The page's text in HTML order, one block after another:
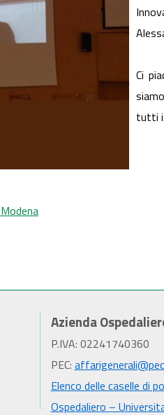
Ci
tutti i
Azienda
P.IVA: 02241740360
PEC:
Elenco delle caselle di
Ospedaliero –